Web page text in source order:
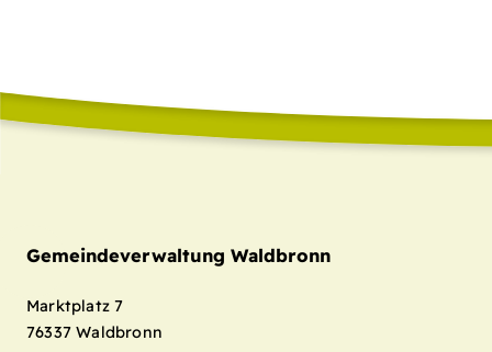
Gemeindeverwaltung Waldbronn
Marktplatz 7
76337 Waldbronn